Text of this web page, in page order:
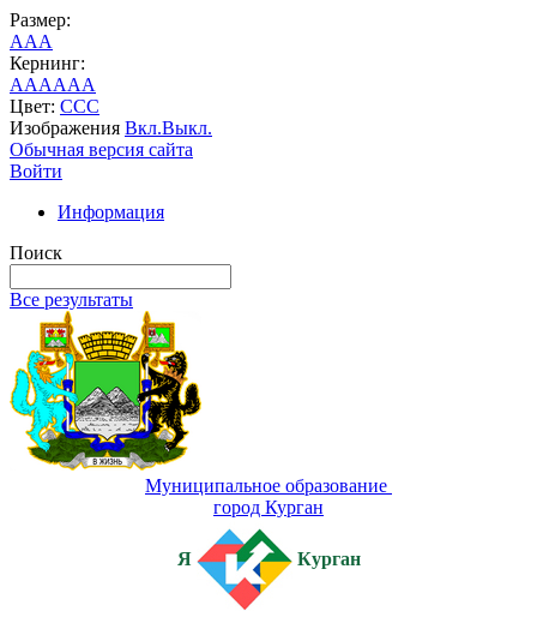
Размер:
AAA
Кернинг:
AAAAAA
Цвет: CCC
Изображения Вкл.Выкл.
Обычная версия сайта
Войти
Информация
Поиск
Все результаты
Муниципальное образование
город Курган
Я Курган